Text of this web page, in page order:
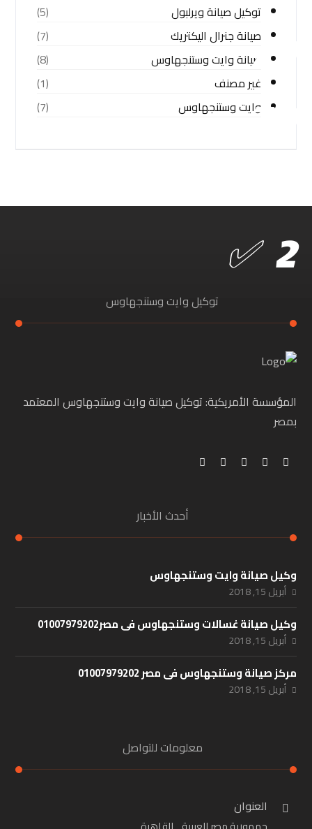
توكيل صيانة ويرلبول
(5)
صيانة جنرال اليكتريك
(7)
صيانة وايت وستنجهاوس
(8)
غير مصنف
(1)
وايت وستنجهاوس
(7)
توكيل وايت وستنجهاوس
المؤسسة الأمريكية: توكيل صيانة وايت وستنجهاوس المعتمد
بمصر
أحدث الأخبار
وكيل صيانة وايت وستنجهاوس
أبريل 15, 2018
وكيل صيانة غسالات وستنجهاوس فى مصر01007979202
أبريل 15, 2018
مركز صيانة وستنجهاوس فى مصر 01007979202
أبريل 15, 2018
معلومات للتواصل
العنوان